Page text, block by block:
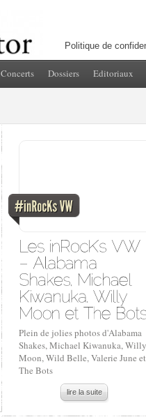
Politique de
Concerts Dossiers Editoriaux
Plein de jolies photos d'Alabama
Shakes, Michael Kiwanuka, Willy
Moon, Wild Belle, Valerie June et
The Bots
lire la suite